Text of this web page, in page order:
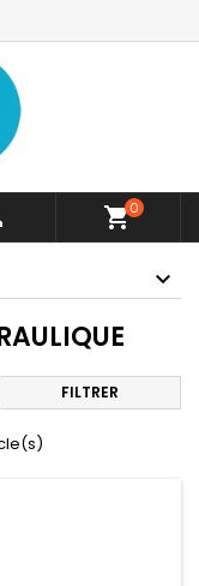
shopping_cart0
FILTRER